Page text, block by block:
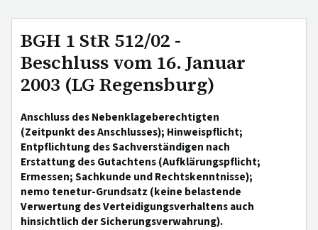
BGH 1 StR 512/02 -
Beschluss vom 16. Januar
2003 (LG Regensburg)
Anschluss des Nebenklageberechtigten
(Zeitpunkt des Anschlusses); Hinweispflicht;
Entpflichtung des Sachverständigen nach
Erstattung des Gutachtens (Aufklärungspflicht;
Ermessen; Sachkunde und Rechtskenntnisse);
nemo tenetur-Grundsatz (keine belastende
Verwertung des Verteidigungsverhaltens auch
hinsichtlich der Sicherungsverwahrung).